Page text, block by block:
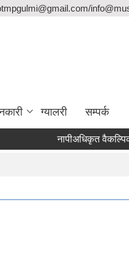
ग्यालरी सम्पर्क
नापीअधिकृत वैकल्पिक